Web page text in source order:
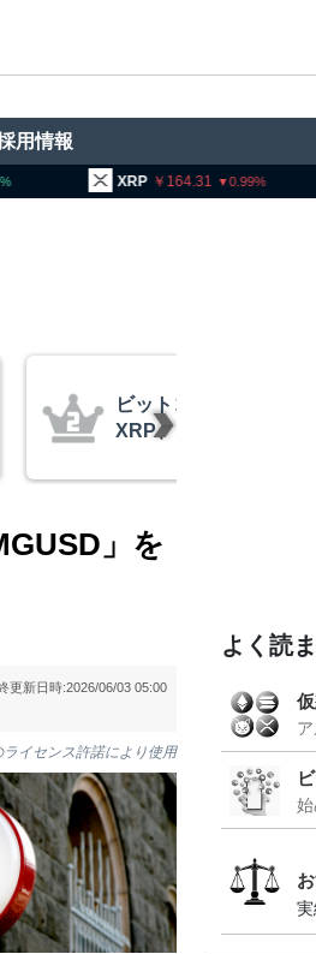
用情報
BNB 93,811.0
コインチェック、1銘
を発表
」を
更新日時:2026/06/03 05:00
イセンス許諾により使用
よく読